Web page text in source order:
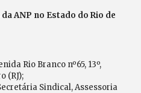
ANP no Estado do Rio de
Rio Branco nº65, 13º,
(RJ);
Sindical, Assessoria